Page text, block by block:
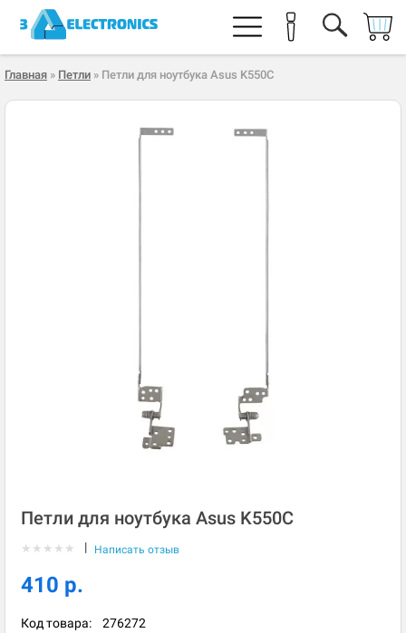
Главная » Петли » Петли для ноутбука Asus K550C
Петли для ноутбука Asus K550C
★ ★ ★ ★ ★ | Написать отзыв
410 р.
Код товара: 276272